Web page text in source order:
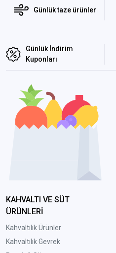
Günlük taze ürünler
Günlük İndirim
Kuponları
KAHVALTI VE SÜT
ÜRÜNLERİ
Kahvaltılık Ürünler
Kahvaltılık Gevrek